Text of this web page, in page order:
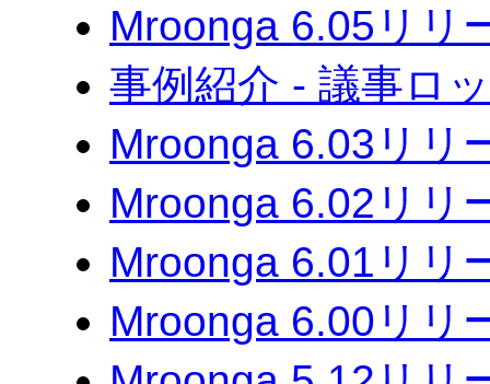
Mroonga 6.05リリ
事例紹介 - 議事ロ
Mroonga 6.03リリ
Mroonga 6.02リリ
Mroonga 6.01リリ
Mroonga 6.00リリ